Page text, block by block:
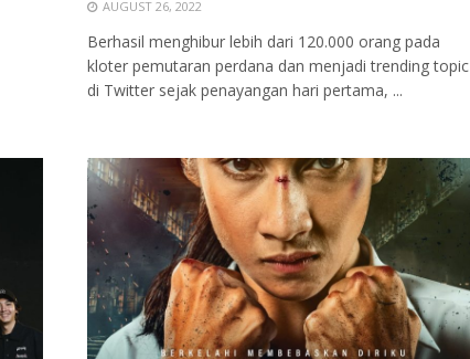
AUGUST 26, 2022
Berhasil menghibur lebih dari 120.000 orang pada
kloter pemutaran perdana dan menjadi trending topic
di Twitter sejak penayangan hari pertama, ...